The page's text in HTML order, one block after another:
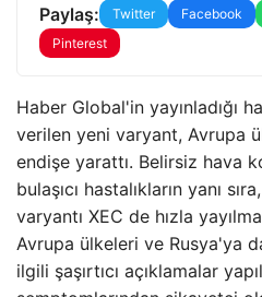
Paylaş: Twitter Facebook
Pinterest
Haber Global'in yayınladığı
verilen yeni varyant, Avrupa
endişe yarattı. Belirsiz hava
bulaşıcı hastalıkların yanı
varyantı XEC de hızla
Avrupa ülkeleri ve Rusya'ya
ilgili şaşırtıcı açıklamalar